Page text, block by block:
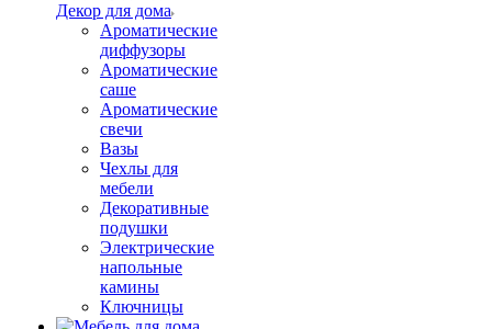
Декор для дома
Ароматические
диффузоры
Ароматические
саше
Ароматические
свечи
Вазы
Чехлы для
мебели
Декоративные
подушки
Электрические
напольные
камины
Ключницы